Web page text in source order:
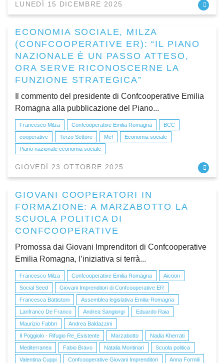
LUNEDÌ 15 DICEMBRE 2025
ECONOMIA SOCIALE, MILZA
(CONFCOOPERATIVE ER): “IL PIANO
NAZIONALE È UN PASSO ATTESO,
ORA SERVE RICONOSCERNE LA
FUNZIONE STRATEGICA”
Il commento del presidente di Confcooperative Emilia
Romagna alla pubblicazione del Piano...
Francesco Milza Confcooperative Emilia Romagna
BCC
cooperative
Terzo Settore Mef
Economia sociale
Piano nazionale economia sociale
GIOVEDÌ 23 OTTOBRE 2025
GIOVANI COOPERATORI IN
FORMAZIONE: A MARZABOTTO LA
SCUOLA POLITICA DI
CONFCOOPERATIVE
Promossa dai Giovani Imprenditori di Confcooperative
Emilia Romagna, l’iniziativa si terrà...
Francesco Milza Confcooperative Emilia Romagna
Aicoon
Social Seed
Giovani Imprenditori di Confcooperative ER
Francesca Battistoni
Assemblea legislativa Emilia-Romagna
Lanfranco De Franco
Andrea Sangiorgi
Eduardo Raia
Maurizio Fabbri
Andrea Baldazzini
Il Poggiolo - Rifugio Re_Esistente
Marzabotto
Nadia Kherrati
Mediterranea
Fabio Bravo Natalia Montinari
Scuola politica
Valentina Cuppi
Confcooperative Giovani Imprenditori
Anna Formili